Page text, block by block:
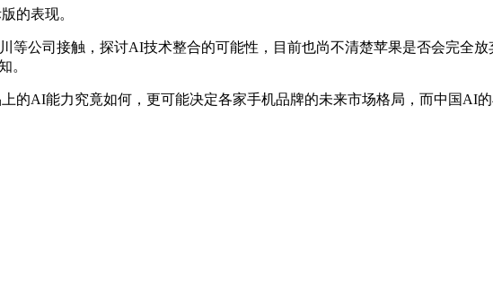
的表现。
等公司接触，探讨AI技术整合的可能性，目前也尚不清楚苹果是否会完全
。
的AI能力究竟如何，更可能决定各家手机品牌的未来市场格局，而中国AI